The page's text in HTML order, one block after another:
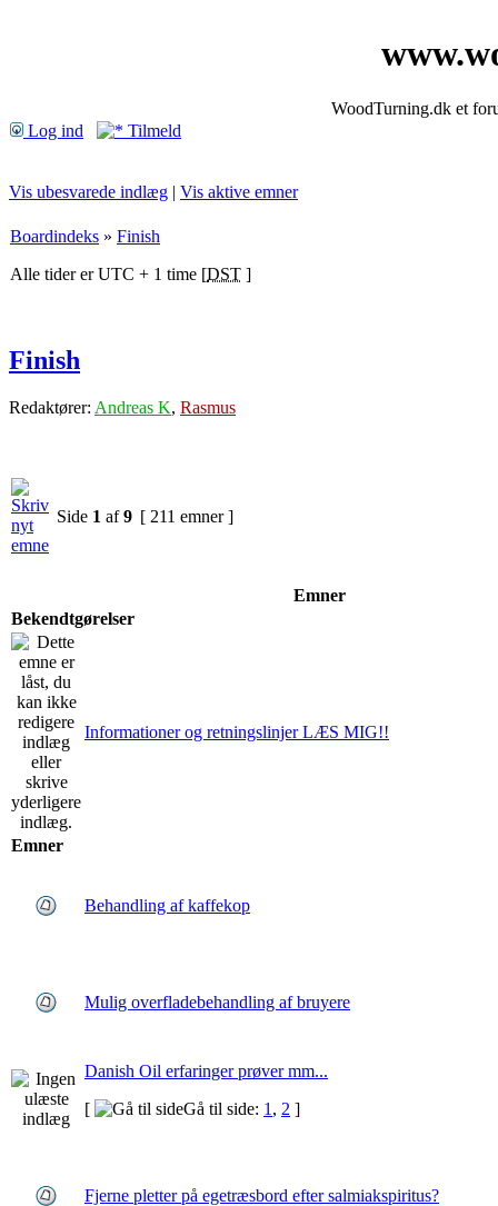
WoodTurning.dk et
Log ind
Tilmeld
Vis ubesvarede indlæg | Vis aktive emner
Boardindeks » Finish
Alle tider er UTC + 1 time [DST ]
Finish
Redaktører: Andreas K, Rasmus
Side 1 af9 [ 211 emner ]
Emner
Bekendtgørelser
Informationer og retningslinjer LÆS MIG!!
Emner
Behandling af kaffekop
Mulig overfladebehandling af bruyere
Danish Oil erfaringer prøver mm...
[
Gå til side: 1 , 2 ]
Fjerne pletter på egetræsbord efter salmiakspiritus?